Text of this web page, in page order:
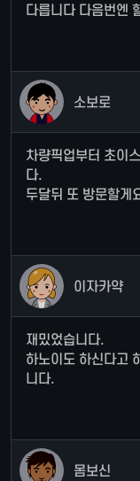
다릅니다 다음번엔
소보로
차량픽업부터 초이
다.
두달뒤 또 방문할게
이자카약
재밌었습니다.
하노이도 하신다고
니다.
몸보신